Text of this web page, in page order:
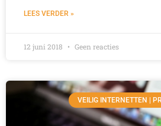
LEES VERDER »
12 juni 2018 Geen reacties
VEILIG INTERNETTEN |